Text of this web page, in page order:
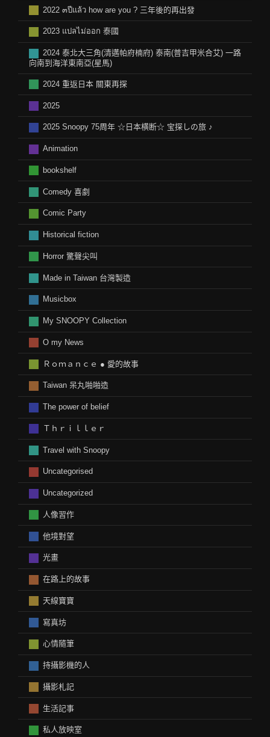
2022 ๓ปีแล้ว how are you ? 三年後的再出發
2023 แปลไม่ออก 泰國
2024 泰北大三角(清邁帕府楠府) 泰南(普吉甲米合艾) 一路
向南到海洋東南亞(星馬)
2024 重返日本 關東再探
2025
2025 Snoopy 75周年 ☆日本横断☆ 宝探しの旅 ♪
Animation
bookshelf
Comedy 喜劇
Comic Party
Historical fiction
Horror 驚聲尖叫
Made in Taiwan 台灣製造
Musicbox
My SNOOPY Collection
O my News
Ｒｏｍａｎｃｅ ● 愛的故事
Taiwan 呆丸啪啪造
The power of belief
Ｔｈｒｉｌｌｅｒ
Travel with Snoopy
Uncategorised
Uncategorized
人像習作
他境對望
光畫
在路上的故事
天線寶寶
寫真坊
心情隨筆
持攝影機的人
攝影札記
生活記事
私人放映室